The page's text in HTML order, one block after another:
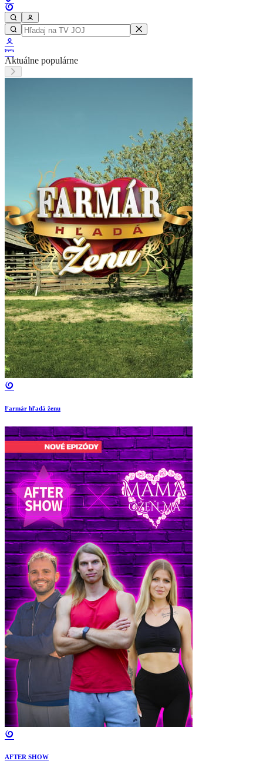
Aktuálne populárne
Farmár hľadá ženu
AFTER SHOW